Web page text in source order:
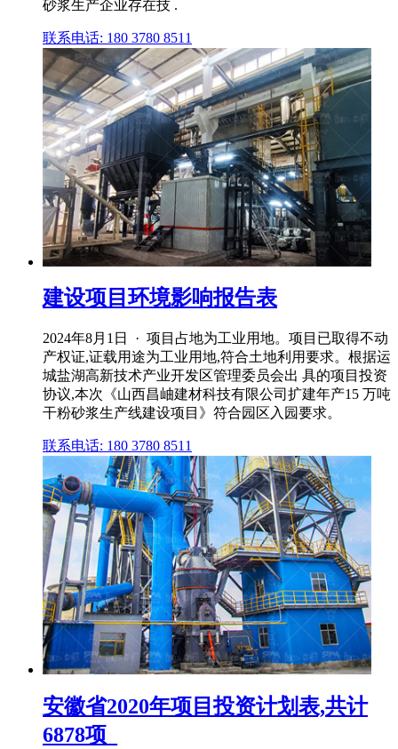
砂浆生产企业存在技 .
联系电话: 180 3780 8511
建设项目环境影响报告表
2024年8月1日 · 项目占地为工业用地。项目已取得不动
产权证,证载用途为工业用地,符合土地利用要求。根据运
城盐湖高新技术产业开发区管理委员会出 具的项目投资
协议,本次《山西昌岫建材科技有限公司扩建年产15 万吨
干粉砂浆生产线建设项目》符合园区入园要求。
联系电话: 180 3780 8511
安徽省2020年项目投资计划表,共计
6878项_